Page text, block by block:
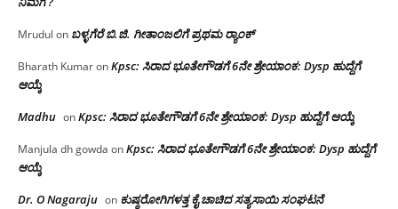
Mrudul on ಬಳ್ಳಗೆರೆ ಬಿ.ಜಿ. ಗೀತಾಂಜಲಿಗೆ ಪ್ರಥಮ ರ‌್ಯಾಂಕ್
Bharath KumaronKpsc: ಸಿರಾದ ಭೂತೇಗೌಡಗೆ 6ನೇ ಶ್ರೇಯಾಂಕ: Dysp ಹುದ್ದೆಗೆ
ಆಯ್ಕೆ
Madhu onKpsc: ಸಿರಾದ ಭೂತೇಗೌಡಗೆ 6ನೇ ಶ್ರೇಯಾಂಕ: Dysp ಹುದ್ದೆಗೆ ಆಯ್ಕೆ
Manjula dh gowda onKpsc: ಸಿರಾದ ಭೂತೇಗೌಡಗೆ 6ನೇ ಶ್ರೇಯಾಂಕ: Dysp ಹುದ್ದೆಗೆ
ಆಯ್ಕೆ
Dr. O Nagaraju on ಕುಷ್ಠರೋಗಿಗಳತ್ತ ಕೈ ಚಾಚಿದ ಸತ್ಯಸಾಯಿ ಸಂಘಟನೆ